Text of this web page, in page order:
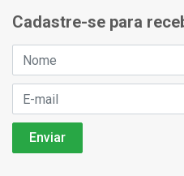
Cadastre-se para